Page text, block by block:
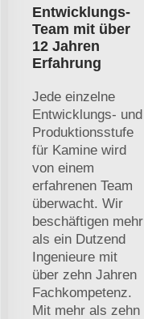
Entwicklungs-
Team mit über
12 Jahren
Erfahrung
Jede einzelne
Entwicklungs- und
Produktionsstufe
für Kamine wird
von einem
erfahrenen Team
überwacht. Wir
beschäftigen mehr
als ein Dutzend
Ingenieure mit
über zehn Jahren
Fachkompetenz.
Mit mehr als zehn